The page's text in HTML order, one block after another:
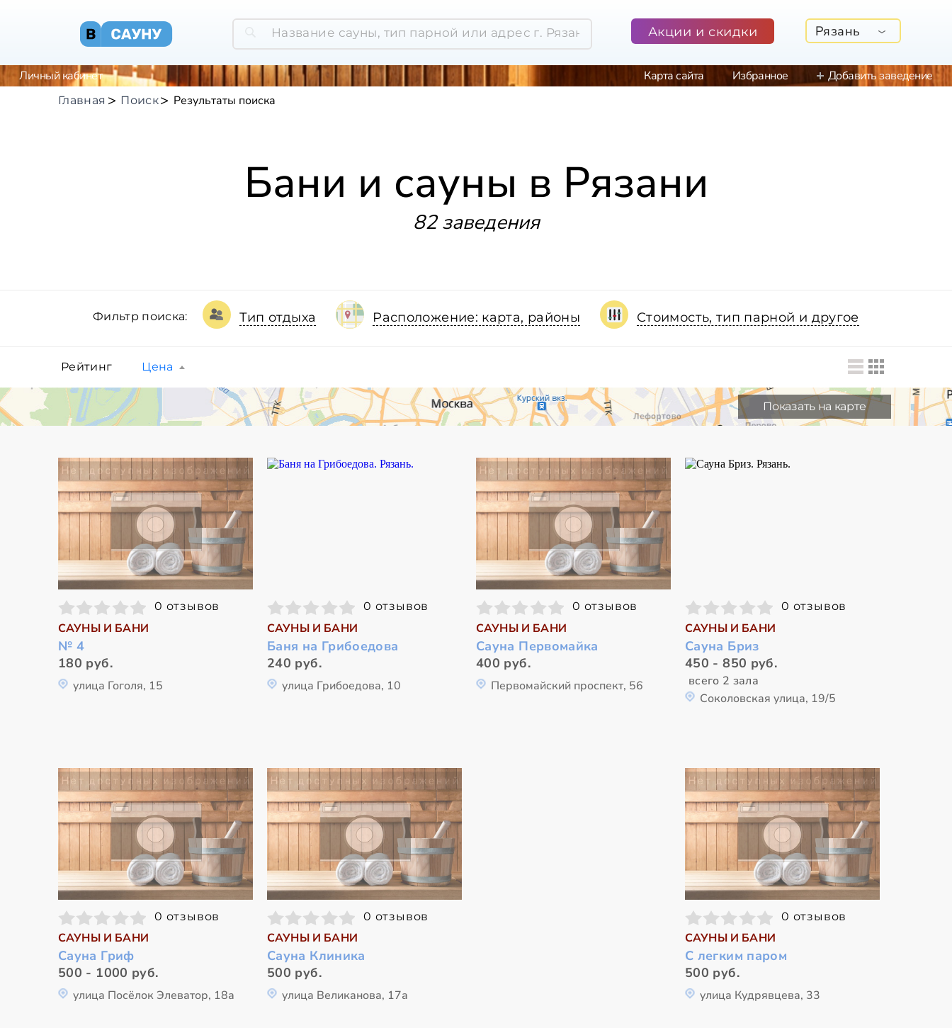
Акции и скидки Рязань
Личный кабинет Карта сайта Избранное Добавить заведение
Главная Поиск Результаты поиска
Бани и сауны в Рязани
82 заведения
Фильтр поиска: Тип отдыха Расположение: карта, районы Стоимость, тип парной и другое
Рейтинг Цена
Показать на карте
0 отзывов
САУНЫ И БАНИ
№ 4
180 руб.
улица Гоголя, 15
0 отзывов
САУНЫ И БАНИ
Баня на Грибоедова
240 руб.
улица Грибоедова, 10
0 отзывов
САУНЫ И БАНИ
Сауна Первомайка
400 руб.
Первомайский проспект, 56
0 отзывов
САУНЫ И БАНИ
Сауна Бриз
450 - 850 руб.
всего 2 зала
Соколовская улица, 19/5
0 отзывов
САУНЫ И БАНИ
Сауна Гриф
500 - 1000 руб.
улица Посёлок Элеватор, 18а
0 отзывов
САУНЫ И БАНИ
Сауна Клиника
500 руб.
улица Великанова, 17а
0 отзывов
САУНЫ И БАНИ
С легким паром
500 руб.
улица Кудрявцева, 33